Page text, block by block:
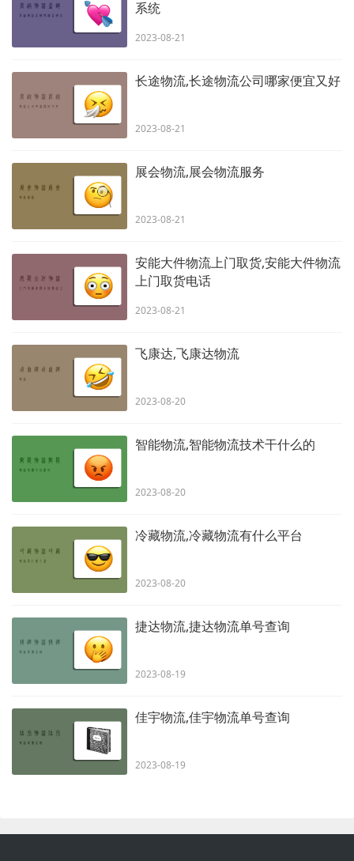
系统
2023-08-21
长途物流,长途物流公司哪家便宜又好
2023-08-21
展会物流,展会物流服务
2023-08-21
安能大件物流上门取货,安能大件物流
上门取货电话
2023-08-21
飞康达,飞康达物流
2023-08-20
智能物流,智能物流技术干什么的
2023-08-20
冷藏物流,冷藏物流有什么平台
2023-08-20
捷达物流,捷达物流单号查询
2023-08-19
佳宇物流,佳宇物流单号查询
2023-08-19